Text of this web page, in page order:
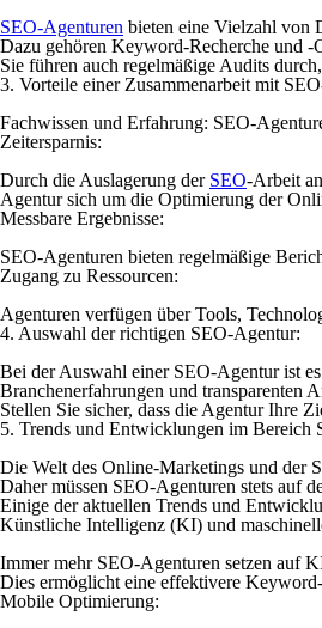
SEO-Agenturen bieten eine Vielzahl von
Dazu gehören Keyword-Recherche und
Sie führen auch regelmäßige Audits
3. Vorteile einer Zusammenarbeit mit
Fachwissen und Erfahrung: SEO-
Zeitersparnis:
Durch die Auslagerung der SEO-Arbeit
Agentur sich um die Optimierung der
Messbare Ergebnisse:
SEO-Agenturen bieten regelmäßige
Zugang zu Ressourcen:
Agenturen verfügen über Tools,
4. Auswahl der richtigen SEO-Agentur:
Bei der Auswahl einer SEO-Agentur ist
Branchenerfahrungen und transparenten
Stellen Sie sicher, dass die Agentur Ihre
5. Trends und Entwicklungen im Bereich
Die Welt des Online-Marketings und der
Daher müssen SEO-Agenturen stets auf
Einige der aktuellen Trends und
Künstliche Intelligenz (KI) und
Immer mehr SEO-Agenturen setzen auf
Dies ermöglicht eine effektivere
Mobile Optimierung: